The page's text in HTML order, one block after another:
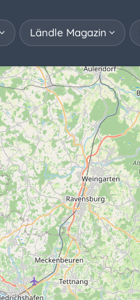
Ländle Magazin